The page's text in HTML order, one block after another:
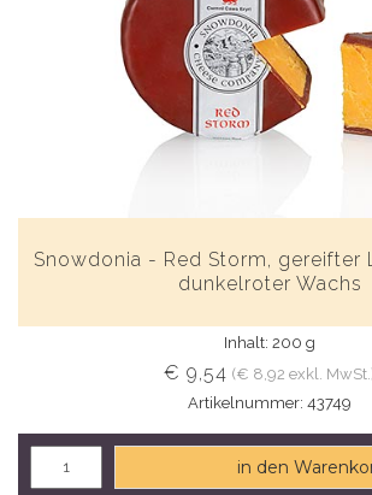
Snowdonia - Red Storm, gereifter
dunkelroter Wachs
Inhalt: 200 g
€ 9,54 (€ 8,92 exkl.
Artikelnummer: 43749
in den